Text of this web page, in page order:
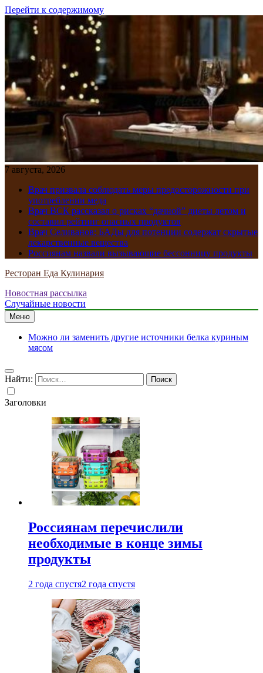
Перейти к содержимому
7 августа, 2026
Врач призвала соблюдать меры предосторожности при
употреблении меда
Врач ВСК рассказал о рисках “дачной” диеты летом и
составил рейтинг опасных продуктов
Врач Селиванов: БАДы для потенции содержат скрытые
лекарственные вещества
Россиянам назвали вызывающие бессонницу продукты
Ресторан Еда Кулинария
Новостная рассылка
Случайные новости
Меню
Можно ли заменить другие источники белка куриным
мясом
Найти:
Заголовки
Россиянам перечислили
необходимые в конце зимы
продукты
2 года спустя2 года спустя